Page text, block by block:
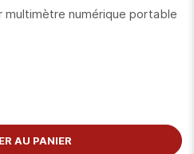
numérique portable
AU PANIER